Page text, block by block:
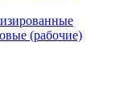
(рабочие)